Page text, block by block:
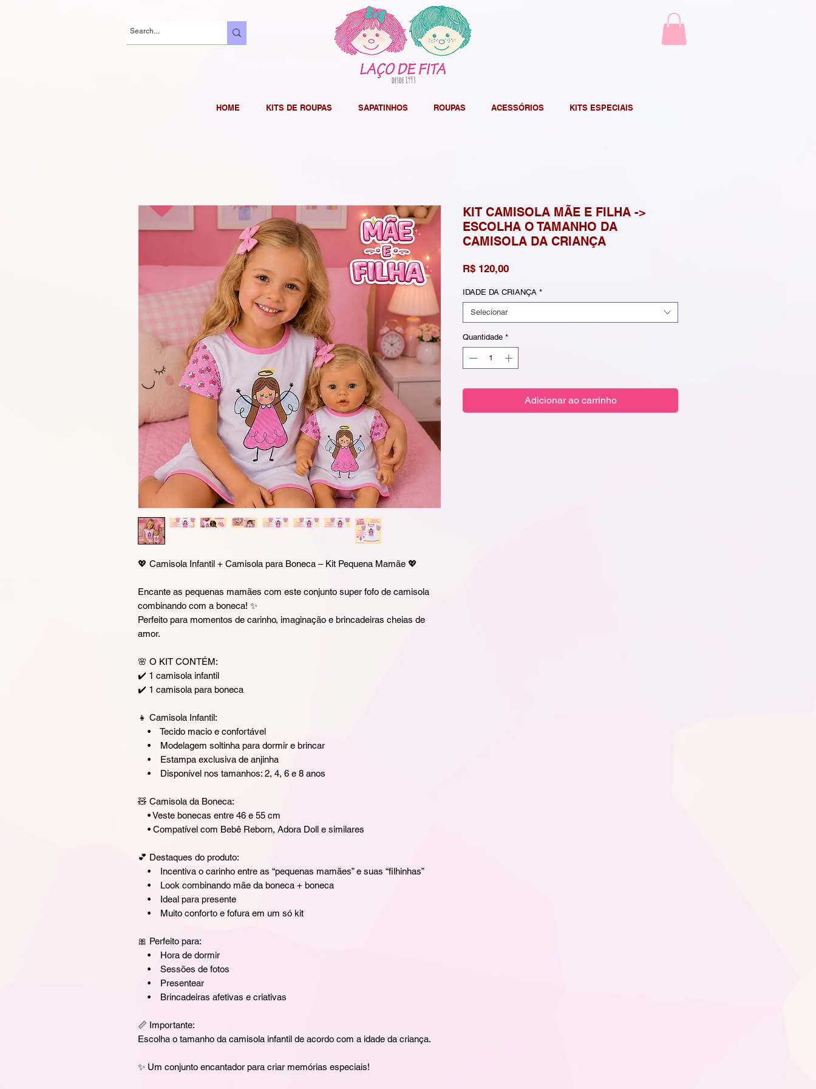
HOME KITS DE ROUPAS SAPATINHOS ROUPAS ACESSÓRIOS KITS ESPECIAIS
💖 Camisola Infantil + Camisola para Boneca – Kit Pequena Mamãe 💖
Encante as pequenas mamães com este conjunto super fofo de camisola
combinando com a boneca! ✨
Perfeito para momentos de carinho, imaginação e brincadeiras cheias de
amor.
🌸 O KIT CONTÉM:
✔️ 1 camisola infantil
✔️ 1 camisola para boneca
👧 Camisola Infantil:
• Tecido macio e confortável
• Modelagem soltinha para dormir e brincar
• Estampa exclusiva de anjinha
• Disponível nos tamanhos: 2, 4, 6 e 8 anos
🧸 Camisola da Boneca:
• Veste bonecas entre 46 e 55 cm
• Compatível com Bebê Reborn, Adora Doll e similares
💕 Destaques do produto:
• Incentiva o carinho entre as “pequenas mamães” e suas “filhinhas”
• Look combinando mãe da boneca + boneca
• Ideal para presente
• Muito conforto e fofura em um só kit
🎀 Perfeito para:
• Hora de dormir
• Sessões de fotos
• Presentear
• Brincadeiras afetivas e criativas
📏 Importante:
Escolha o tamanho da camisola infantil de acordo com a idade da criança.
✨ Um conjunto encantador para criar memórias especiais!
KIT CAMISOLA MÃE E FILHA ->
ESCOLHA O TAMANHO DA
CAMISOLA DA CRIANÇA
R$ 120,00Preço
IDADE DA CRIANÇA *
Selecionar
Quantidade *
Adicionar ao carrinho